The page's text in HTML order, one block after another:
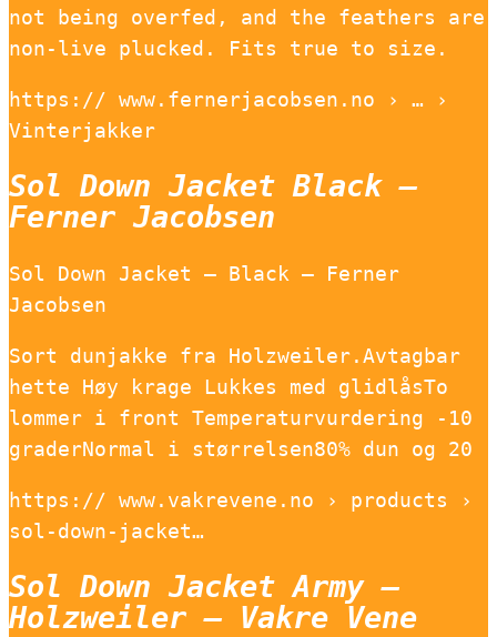
not being overfed, and the feathers are
non-live plucked. Fits true to size.
https:// www.fernerjacobsen.no › … ›
Vinterjakker
Sol Down Jacket Black –
Ferner Jacobsen
Sol Down Jacket – Black – Ferner
Jacobsen
Sort dunjakke fra Holzweiler.Avtagbar
hette Høy krage Lukkes med glidlåsTo
lommer i front Temperaturvurdering -10
graderNormal i størrelsen80% dun og 20
https:// www.vakrevene.no › products ›
sol-down-jacket…
Sol Down Jacket Army –
Holzweiler – Vakre Vene